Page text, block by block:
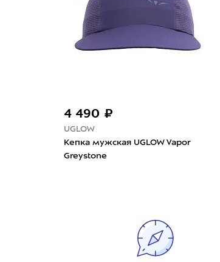
4 490 ₽
UGLOW
Кепка мужская UGLOW Vapor
Greystone